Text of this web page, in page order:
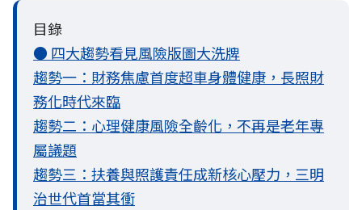
目錄
● 四大趨勢看見風險版圖大洗牌
趨勢一：財務焦慮首度超車身體健康，長照財
務化時代來臨
趨勢二：心理健康風險全齡化，不再是老年專
屬議題
趨勢三：扶養與照護責任成新核心壓力，三明
治世代首當其衝